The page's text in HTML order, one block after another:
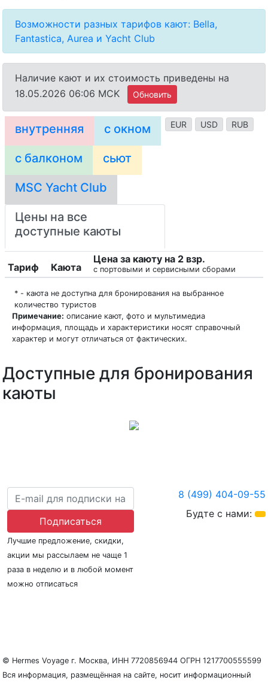
Возможности разных тарифов кают: Bella,
Fantastica, Aurea и Yacht Club
Наличие кают и их стоимость приведены на
18.05.2026 06:06 MCK
Обновить
EUR USD RUB
внутренняя с окном
с балконом сьют
MSC Yacht Club
Цены на все
доступные каюты
Тариф Каюта
Цена за каюту на 2 взр.
с портовыми и сервисными сборами
* - каюта не доступна для бронирования на выбранное
количество туристов
Примечание: описание кают, фото и мультимедиа
информация, площадь и характеристики носят справочный
характер и могут отличаться от фактических.
Доступные для бронирования
каюты
© Hermes Voyage г. Москва, ИНН 7720856944 ОГРН 1217700555599
Вся информация, размещённая на сайте, носит информационный
Подписаться
Лучшие предложение, скидки,
акции мы рассылаем не чаще 1
раза в неделю и в любой момент
можно отписаться
8 (499) 404-09-55
Будте с нами: